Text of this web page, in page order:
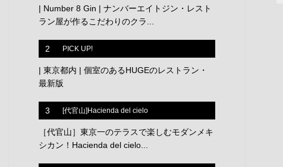
| Number 8 Gin | ナンバーエイトジン・レスト
ラン屋が作るこだわりのクラ...
2 PICK UP!
| 東京都内 | 個室のあるHUGEのレストラン・
最新版
3 [代官山]Hacienda del cielo
［代官山］東京一のテラスで楽しむモダンメキ
シカン！Hacienda del cielo...